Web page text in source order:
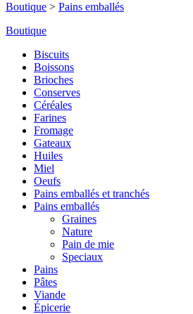
Boutique > Pains emballés
Boutique
Biscuits
Boissons
Brioches
Conserves
Céréales
Farines
Fromage
Gateaux
Huiles
Miel
Oeufs
Pains emballés et tranchés
Pains emballés
Graines
Nature
Pain de mie
Speciaux
Pains
Pâtes
Viande
Épicerie